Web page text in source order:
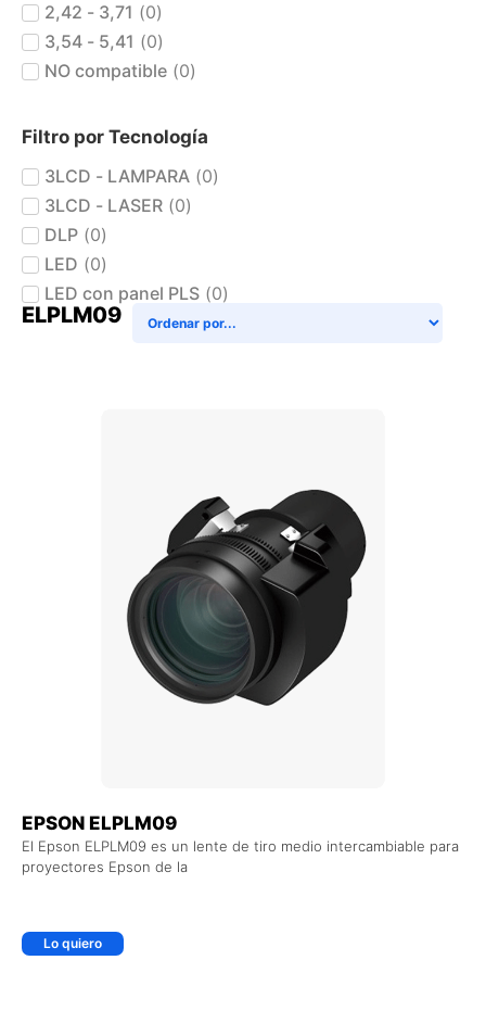
2,42 - 3,71 (0)
3,54 - 5,41 (0)
NO compatible (0)
Filtro por Tecnología
3LCD - LAMPARA (0)
3LCD - LASER (0)
DLP (0)
LED (0)
LED con panel PLS (0)
ELPLM09
EPSON ELPLM09
El Epson ELPLM09 es un lente de tiro medio intercambiable para
proyectores Epson de la
Lo quiero